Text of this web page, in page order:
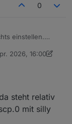
0
einstellen.
2026, 16:00
Thomas Braun
steht relativ
mit silly